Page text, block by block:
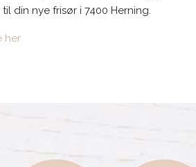
din nye frisør i 7400 Herning.
her